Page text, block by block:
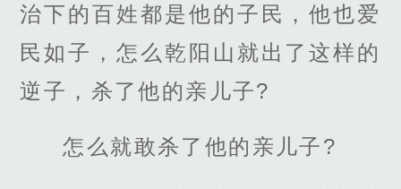
治下的百姓都是他的子民，他也爱
民如子，怎么乾阳山就出了这样的
逆子，杀了他的亲儿子?
怎么就敢杀了他的亲儿子?